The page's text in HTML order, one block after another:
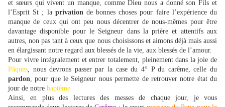
et sœurs qui vivent un manque, comme Dieu nous a donné son Fils et
l’Esprit St ; la privation de bonnes choses pour faire l’expérience du
manque de ceux qui ont peu nous décentrer de nous-mêmes pour être
davantage disponible pour le Seigneur dans la prière et attentifs aux
autres, non pas tant à ceux que nous choisissons et aimons déjà mais aussi
en élargissant notre regard aux blessés de la vie, aux blessés de l’amour.
Pour vivre intégralement et entrer totalement, pleinement dans la joie de
Pâques, nous devrons passer par la case du 4° P du carême, celle du
pardon, pour que le Seigneur nous permette de retrouver notre état du
jour de notre baptême
Ainsi, en plus des lectures des messes de chaque jour, je vous